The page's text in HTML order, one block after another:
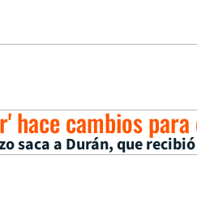
hace cambios
saca a Durán, que